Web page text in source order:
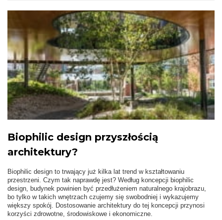
Biophilic design przyszłością
architektury?
Biophilic design to trwający już kilka lat trend w kształtowaniu
przestrzeni. Czym tak naprawdę jest? Według koncepcji biophilic
design, budynek powinien być przedłużeniem naturalnego krajobrazu,
bo tylko w takich wnętrzach czujemy się swobodniej i wykazujemy
większy spokój. Dostosowanie architektury do tej koncepcji przynosi
korzyści zdrowotne, środowiskowe i ekonomiczne.